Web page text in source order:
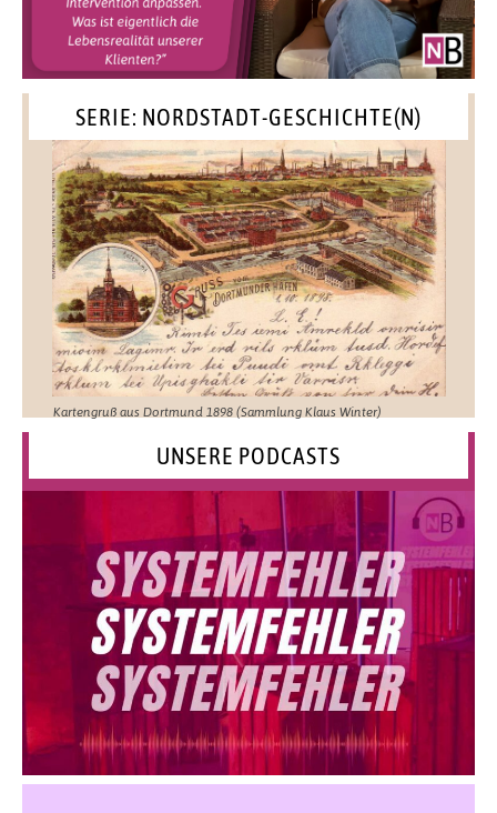
SERIE: NORDSTADT-GESCHICHTE(N)
Kartengruß aus Dortmund 1898 (Sammlung Klaus Winter)
UNSERE PODCASTS